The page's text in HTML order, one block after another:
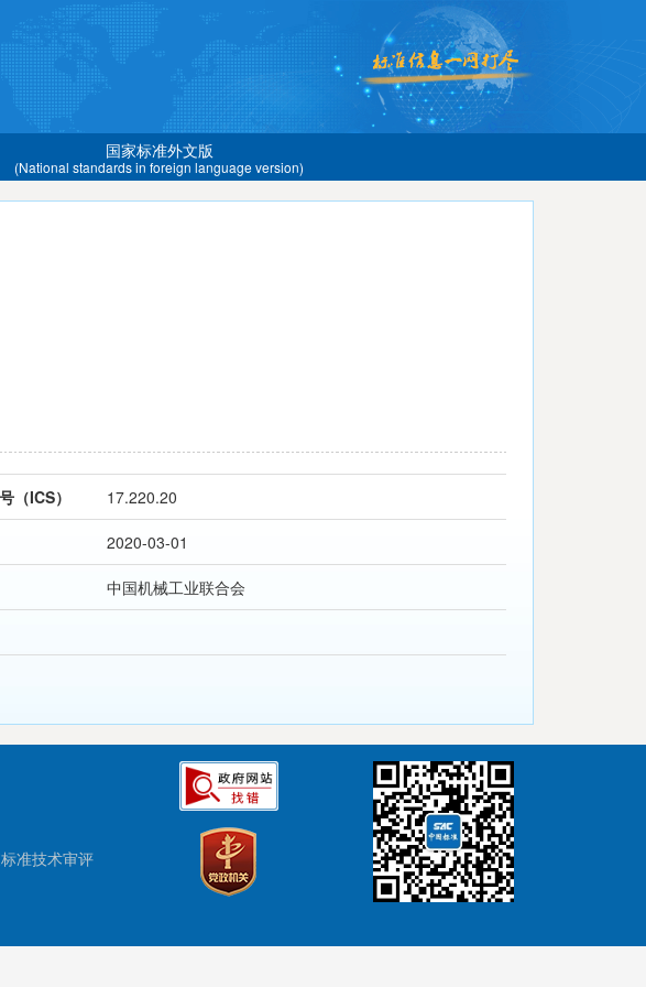
国家标准外文版
(National standards in foreign language version)
（ICS） 17.220.20
2020-03-01
中国机械工业联合会
准技术审评